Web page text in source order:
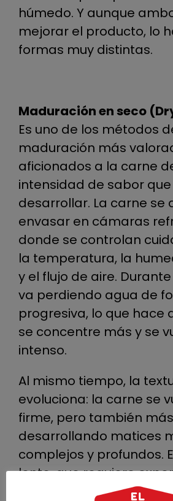
húmedo. Y aunque
mejorar el producto, lo
formas muy distintas.
Maduración en seco
Es uno de los métodos
maduración más
aficionados a la carne
intensidad de sabor
desarrollar. La carne se
envasar en cámaras
donde se controlan
la temperatura, la
y el flujo de aire.
va perdiendo agua de
progresiva, lo que hace
se concentre más y se
intenso.
Al mismo tiempo, la
evoluciona: la carne se
firme, pero también
desarrollando matices
complejos y profundos.
lento, que requiere
control, pero el